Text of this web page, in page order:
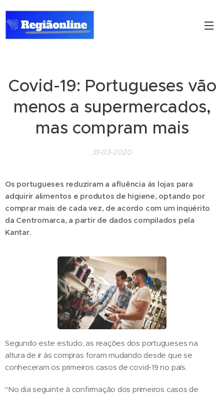
Covid-19: Portugueses vão
menos a supermercados,
mas compram mais
31-03-2020
Os portugueses reduziram a afluência às lojas para
adquirir alimentos e produtos de higiene, optando por
comprar mais de cada vez, de acordo com um inquérito
da Centromarca, a partir de dados compilados pela
Kantar.
Segundo este estudo, as reações dos portugueses na
altura de ir às compras foram mudando desde que se
conheceram os primeiros casos de covid-19 no país.
"No dia seguinte à confirmação dos primeiros casos de